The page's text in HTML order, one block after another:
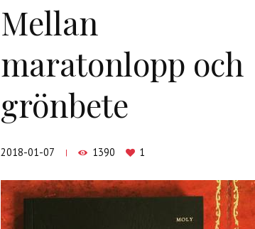
Mellan
maratonlopp och
grönbete
2018-01-07 1390 1